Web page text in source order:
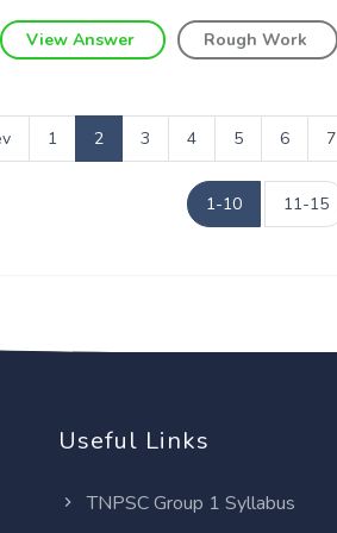
View Answer Rough Work
1 2 3 4 5 6 7
1-10 11-15
Useful Links
TNPSC Group 1 Syllabus